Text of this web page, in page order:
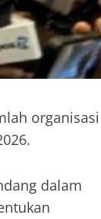
organisasi
dalam